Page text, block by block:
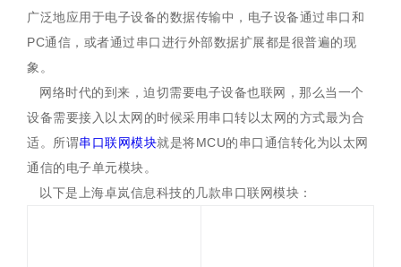
广泛地应用于电子设备的数据传输中，电子设备通过串口和
PC通信，或者通过串口进行外部数据扩展都是很普遍的现
象。
网络时代的到来，迫切需要电子设备也联网，那么当一个
设备需要接入以太网的时候采用串口转以太网的方式最为合
适。所谓串口联网模块就是将MCU的串口通信转化为以太网
通信的电子单元模块。
以下是上海卓岚信息科技的几款串口联网模块：